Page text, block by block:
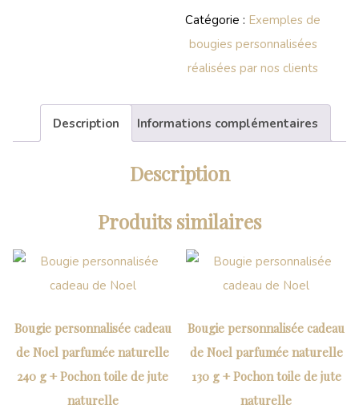
Catégorie : Exemples de
bougies personnalisées
réalisées par nos clients
Description Informations complémentaires
Description
Produits similaires
Bougie personnalisée cadeau
de Noel parfumée naturelle
240 g + Pochon toile de jute
naturelle
Bougie personnalisée cadeau
de Noel parfumée naturelle
130 g + Pochon toile de jute
naturelle